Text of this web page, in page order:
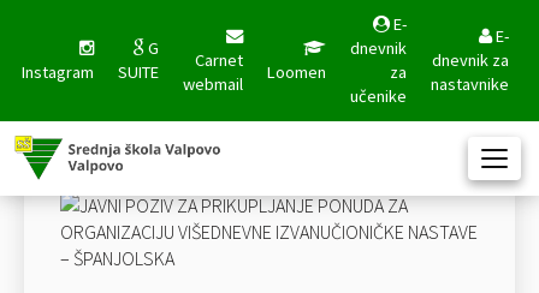
Instagram
G
SUITE
Carnet
webmail
Loomen
E-
dnevnik
za
učenike
E-
dnevnik za
nastavnike